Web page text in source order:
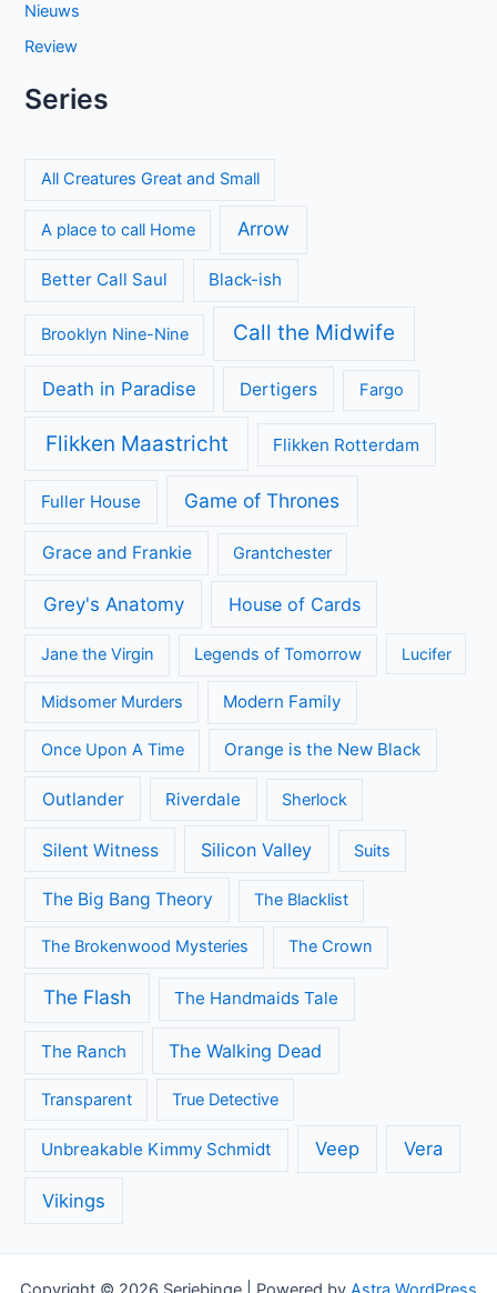
Nieuws
Review
Series
All Creatures Great and Small
A place to call Home Arrow
Better Call Saul Black-ish
Brooklyn Nine-Nine Call the Midwife
Death in Paradise Dertigers Fargo
Flikken Maastricht Flikken Rotterdam
Fuller House Game of Thrones
Grace and Frankie Grantchester
Grey's Anatomy House of Cards
Jane the Virgin Legends of Tomorrow Lucifer
Midsomer Murders Modern Family
Once Upon A Time Orange is the New Black
Outlander Riverdale Sherlock
Silent Witness Silicon Valley Suits
The Big Bang Theory The Blacklist
The Brokenwood Mysteries The Crown
The Flash The Handmaids Tale
The Ranch The Walking Dead
Transparent True Detective
Unbreakable Kimmy Schmidt Veep Vera
Vikings